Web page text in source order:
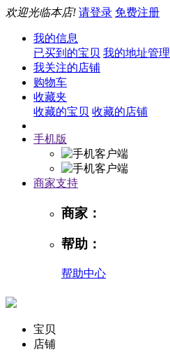
欢迎光临本店! 请登录 免费注册
我的信息
已买到的宝贝 我的地址管理
我关注的店铺
购物车
收藏夹
收藏的宝贝 收藏的店铺
手机版
商家支持
商家：
帮助：
帮助中心
宝贝
店铺